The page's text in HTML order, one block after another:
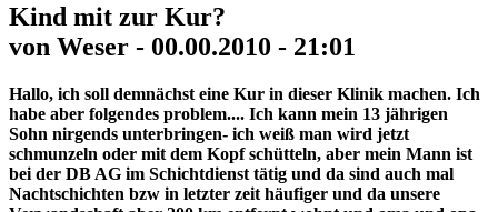
Kind mit zur Kur?
von Weser - 00.00.2010 - 21:01
Hallo, ich soll demnächst eine Kur in dieser Klinik machen. Ich
habe aber folgendes problem.... Ich kann mein 13 jährigen
Sohn nirgends unterbringen- ich weiß man wird jetzt
schmunzeln oder mit dem Kopf schütteln, aber mein Mann ist
bei der DB AG im Schichtdienst tätig und da sind auch mal
Nachtschichten bzw in letzter zeit häufiger und da unsere